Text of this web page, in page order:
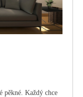
pěkné. Každý chce